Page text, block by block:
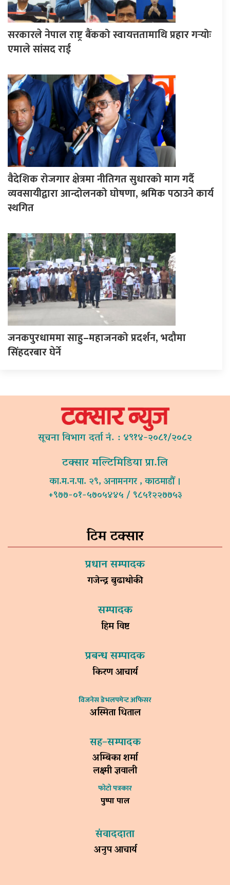
सरकारले नेपाल राष्ट्र बैंकको स्वायत्ततामाथि प्रहार गर्‍योः
एमाले सांसद राई
वैदेशिक रोजगार क्षेत्रमा नीतिगत सुधारको माग गर्दै
व्यवसायीद्वारा आन्दोलनको घोषणा, श्रमिक पठाउने कार्य
स्थगित
जनकपुरधाममा साहु–महाजनको प्रदर्शन, भदौमा
सिंहदरबार घेर्ने
सूचना विभाग दर्ता नं. : ४९१४-२०८१/२०८२
टक्सार मल्टिमिडिया प्रा.लि
का.म.न.पा. २९, अनामनगर , काठमाडौं ।
+९७७-०१-५७०५४४५ / ९८५१२२७७५३
टिम टक्सार
प्रधान सम्पादक
गजेन्द्र बुढाथोकी
सम्पादक
हिम विष्ट
प्रबन्ध सम्पादक
किरण आचार्य
विजनेस डेभलपमेन्ट अफिसर
अस्मिता धिताल
सह–सम्पादक
अम्बिका शर्मा
लक्ष्मी ज्ञवाली
फोटो पत्रकार
पुष्पा पाल
संवाददाता
अनुप आचार्य